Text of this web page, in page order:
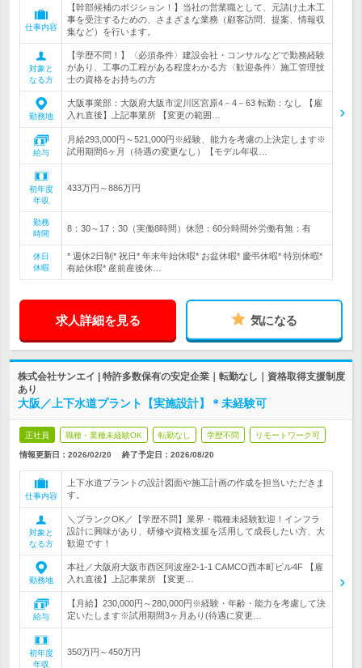
仕事内容
【幹部候補のポジション！】当社の営業職として、元請け土木工
事を受注するための、さまざまな業務（顧客訪問、提案、情報収
集など）を行います。
対象と
なる方
【学歴不問！】〈必須条件〉建設会社・コンサルなどで勤務経験
があり、工事の工程がある程度わかる方〈歓迎条件〉施工管理技
士の資格をお持ちの方
勤務地
大阪事業部：大阪府大阪市淀川区宮原4－4－63 転勤：なし 【雇
入れ直後】上記事業所 【変更の範囲…
給与
月給293,000円～521,000円※経験、能力を考慮の上決定します※
試用期間6ヶ月（待遇の変更なし）【モデル年収…
初年度
年収
433万円～886万円
勤務
時間
8：30～17：30（実働8時間）休憩：60分時間外労働有無：有
休日
休暇
* 週休2日制* 祝日* 年末年始休暇* お盆休暇* 慶弔休暇* 特別休暇*
有給休暇* 産前産後休…
求人詳細を見る 気になる
株式会社サンエイ | 特許多数保有の安定企業｜転勤なし｜資格取得支援制度
あり
大阪／上下水道プラント【実施設計】＊未経験可
正社員 職種・業種未経験OK 転勤なし 学歴不問 リモートワーク可
情報更新日：2026/02/20 終了予定日： 2026/08/20
仕事内容
上下水道プラントの設計図面や施工計画の作成を担当いただきま
す。
対象と
なる方
＼ブランクOK／【学歴不問】業界・職種未経験歓迎！インフラ
設計に興味があり、研修や資格支援を活用して成長したい方、大
歓迎です！
勤務地
本社／大阪府大阪市西区阿波座2-1-1 CAMCO西本町ビル4F 【雇
入れ直後】上記事業所 【変更…
給与
【月給】230,000円～280,000円※経験・年齢・能力を考慮して決
定いたします※試用期間3ヶ月あり(待遇に変更…
初年度
年収
350万円～450万円